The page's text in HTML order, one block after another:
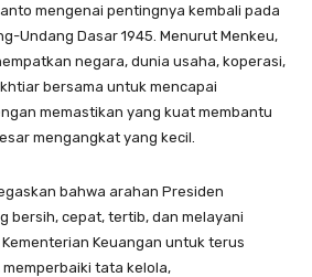
mengenai pentingnya kembali pada
Undang Dasar 1945. Menurut Menkeu,
negara, dunia usaha, koperasi,
bersama untuk mencapai
memastikan yang kuat membantu
mengangkat yang kecil.
bahwa arahan Presiden
bersih, cepat, tertib, dan melayani
Keuangan untuk terus
tata kelola,